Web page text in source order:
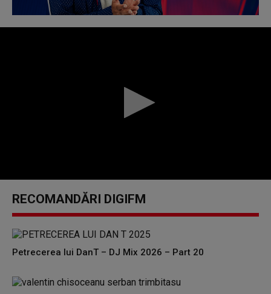
seconds
RECOMANDĂRI DIGIFM
Petrecerea lui DanT – DJ Mix 2026 – Part 20